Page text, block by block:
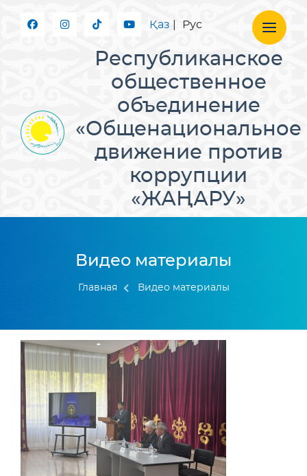
Қаз Рус
Республиканское
общественное
объединение
«Общенациональное
движение против
коррупции
«ЖАҢАРУ»
Видео материалы
Главная Видео материалы